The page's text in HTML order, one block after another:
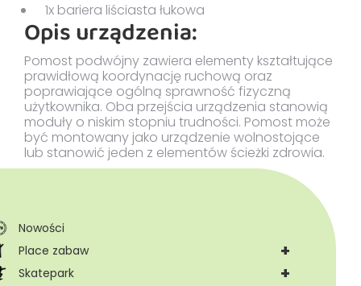
Nowości
+
Place zabaw
+
Skatepark
1x bariera liściasta łukowa
Opis urządzenia:
Pomost podwójny zawiera elementy kształtujące
prawidłową koordynację ruchową oraz
poprawiające ogólną sprawność fizyczną
użytkownika. Oba przejścia urządzenia stanowią
moduły o niskim stopniu trudności. Pomost może
być montowany jako urządzenie wolnostojące
lub stanowić jeden z elementów ścieżki zdrowia.